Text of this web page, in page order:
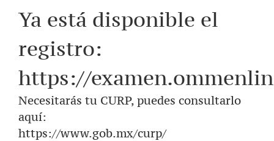
Ya está disponible el
registro:
https://
Necesitarás tu CURP, puedes consultarlo
aquí:
https://www.gob.mx/curp/